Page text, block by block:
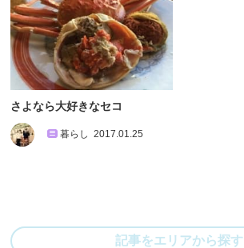
さよなら大好きなセコ
暮らし 2017.01.25
記事をエリアから探す